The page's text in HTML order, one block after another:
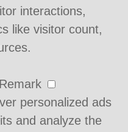
interactions,
like visitor count,
Remark
personalized ads
and analyze the